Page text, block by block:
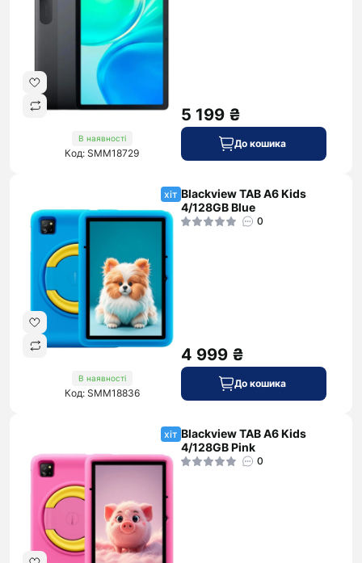
В наявності
Код: SMM18729
5 199 ₴
До кошика
хіт
В наявності
Код: SMM18836
Blackview TAB A6 Kids
4/128GB Blue
0
4 999 ₴
До кошика
хіт Blackview TAB A6 Kids
4/128GB Pink
0